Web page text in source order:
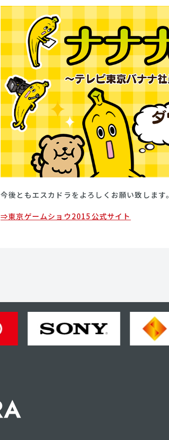
今後ともエスカドラをよろしくお願い致します。
⇒東京ゲームショウ2015公式サイト